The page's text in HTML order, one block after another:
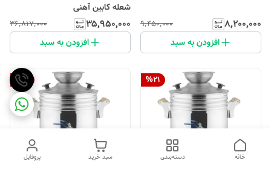
۸٬۲۰۰٬۰۰۰ ۹٬۴۵۰٬۰۰۰
افزودن به سبد
شعله کابین آهنی
۳۵٬۹۵۰٬۰۰۰ ۳۶٬۸۱۷٬۰۰۰
افزودن به سبد
%21
%21
پروفایل سبد خرید دسته‌بندی خانه